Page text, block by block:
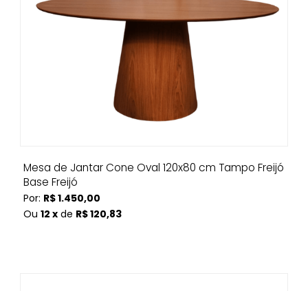
Mesa de Jantar Cone Oval 120x80 cm Tampo Freijó
Base Freijó
Por: R$ 1.450,00
Ou 12 x de R$ 120,83